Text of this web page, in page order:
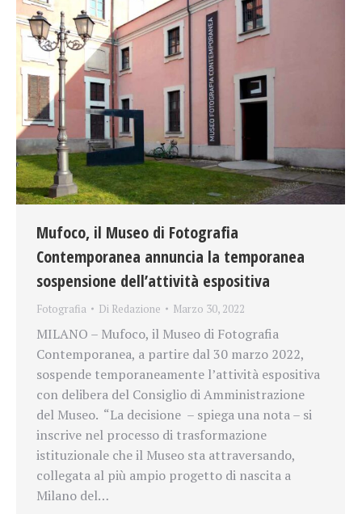
Mufoco, il Museo di Fotografia
Contemporanea annuncia la temporanea
sospensione dell’attività espositiva
Fotografia Di Redazione Marzo 30, 2022
MILANO – Mufoco, il Museo di Fotografia
Contemporanea, a partire dal 30 marzo 2022,
sospende temporaneamente l’attività espositiva
con delibera del Consiglio di Amministrazione
del Museo. “La decisione – spiega una nota – si
inscrive nel processo di trasformazione
istituzionale che il Museo sta attraversando,
collegata al più ampio progetto di nascita a
Milano del…